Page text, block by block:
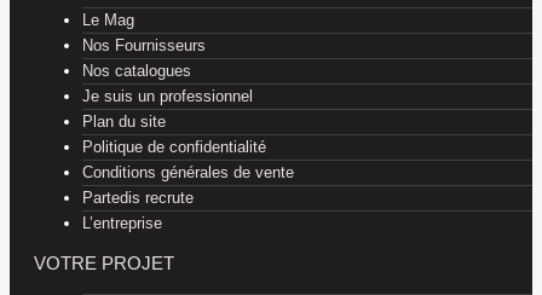
Le Mag
Nos Fournisseurs
Nos catalogues
Je suis un professionnel
Plan du site
Politique de confidentialité
Conditions générales de vente
Partedis recrute
L’entreprise
VOTRE PROJET